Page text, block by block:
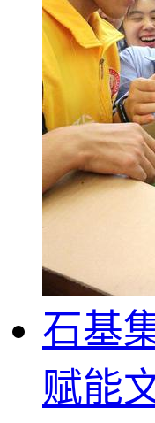
石基
赋能